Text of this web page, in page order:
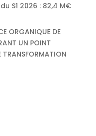
S1 2026 : 82,4 M€
ORGANIQUE DE
UN POINT
TRANSFORMATION